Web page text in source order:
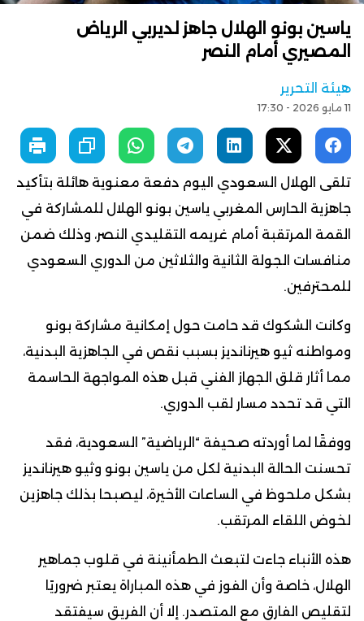
ياسين بونو الهلال جاهز لديربي الرياض
المصيري أمام النصر
هيئة التحرير
11 مايو 2026 - 17:30
تلقى الهلال السعودي اليوم دفعة معنوية هائلة بتأكيد
جاهزية الحارس المغربي ياسين بونو الهلال للمشاركة في
القمة المرتقبة أمام غريمه التقليدي النصر، وذلك ضمن
منافسات الجولة الثانية والثلاثين من الدوري السعودي
للمحترفين.
وكانت الشكوك قد حامت حول إمكانية مشاركة بونو
ومواطنه ثيو هيرنانديز بسبب نقص في الجاهزية البدنية،
مما أثار قلق الجهاز الفني قبل هذه المواجهة الحاسمة
التي قد تحدد مسار لقب الدوري.
ووفقًا لما أوردته صحيفة “الرياضية” السعودية، فقد
تحسنت الحالة البدنية لكل من ياسين بونو وثيو هيرنانديز
بشكل ملحوظ في الساعات الأخيرة، ليصبحا بذلك جاهزين
لخوض اللقاء المرتقب.
هذه الأنباء جاءت لتبعث الطمأنينة في قلوب جماهير
الهلال، خاصة وأن الفوز في هذه المباراة يعتبر ضروريًا
لتقليص الفارق مع المتصدر. إلا أن الفريق سيفتقد